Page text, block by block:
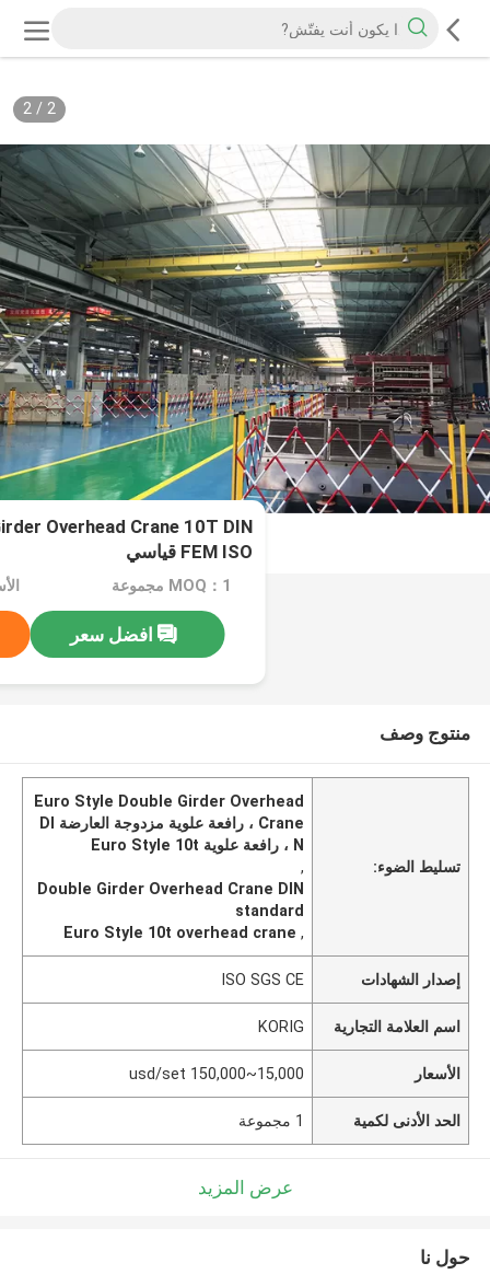
2
/
2
Overhead Crane 10T DIN
FEM ISO قياسي
MOQ：1 مجموعة
افضل سعر
منتوج وصف
تسليط الضوء:
Euro Style Double Girder Overhead
Crane ، رافعة علوية مزدوجة العارضة DI
N ، رافعة علوية Euro Style 10t
,
Double Girder Overhead Crane DIN
standard
,
Euro Style 10t overhead crane
إصدار الشهادات ISO SGS CE
اسم العلامة التجارية KORIG
الأسعار 15,000~150,000 usd/set
الحد الأدنى لكمية 1 مجموعة
عرض المزيد
حول نا